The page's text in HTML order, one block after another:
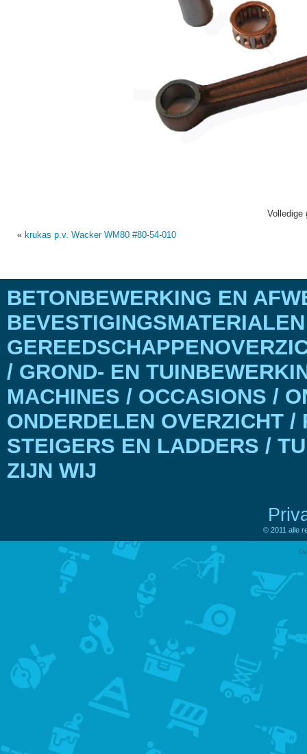
« krukas p.v. Wacker WM80 #80-54-010
BETONBEWERKING EN
/ GROND- EN
MACHINES / OCCASIONS /
ONDERDELEN OVERZICHT
STEIGERS EN LADDERS /
ZIJN WIJ
© 2011 alle